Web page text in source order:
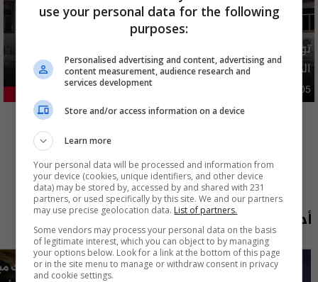
توضيح رسمي بشأن إلغاء شمول فئات من المستفيدين بإعانة
الحماية الاجتماعية
05:43 | 2026-08-05
المزيد
أحدث الحلقات
use your personal data for the following
purposes:
Personalised advertising and content, advertising and
content measurement, audience research and
services development
Store and/or access information on a device
Learn more
Your personal data will be processed and information from
your device (cookies, unique identifiers, and other device
data) may be stored by, accessed by and shared with 231
partners, or used specifically by this site. We and our partners
may use precise geolocation data. List of partners.
Some vendors may process your personal data on the basis
of legitimate interest, which you can object to by managing
your options below. Look for a link at the bottom of this page
or in the site menu to manage or withdraw consent in privacy
and cookie settings.